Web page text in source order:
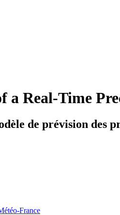
a Real-Time
de prévision des
France